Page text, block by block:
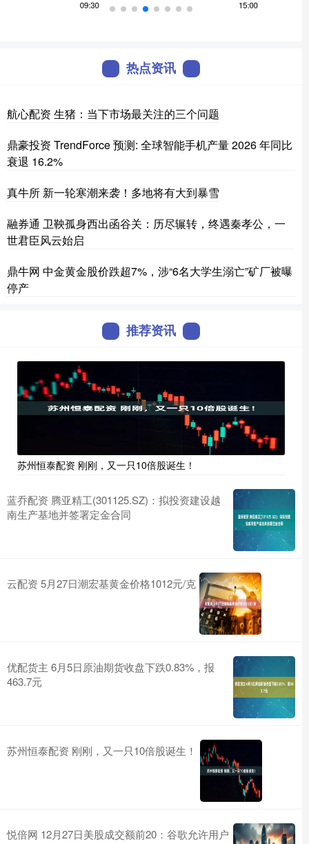
热点资讯
航心配资 生猪：当下市场最关注的三个问题
鼎豪投资 TrendForce 预测: 全球智能手机产量 2026 年同比
衰退 16.2%
真牛所 新一轮寒潮来袭！多地将有大到暴雪
融券通 卫鞅孤身西出函谷关：历尽辗转，终遇秦孝公，一
世君臣风云始启
鼎牛网 中金黄金股价跌超7%，涉“6名大学生溺亡”矿厂被曝
停产
推荐资讯
苏州恒泰配资 刚刚，又一只10倍股诞生！
蓝乔配资 腾亚精工(301125.SZ)：拟投资建设越
南生产基地并签署定金合同
云配资 5月27日潮宏基黄金价格1012元/克
优配货主 6月5日原油期货收盘下跌0.83%，报
463.7元
苏州恒泰配资 刚刚，又一只10倍股诞生！
悦倍网 12月27日美股成交额前20：谷歌允许用户